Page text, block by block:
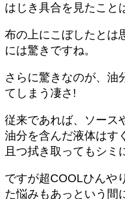
はじき具合を見たこと
布の上にこぼしたとは
には驚きですね。
さらに驚きなのが、 油
てしまう 凄さ!
従来であれば、ソース
油分を含んだ液体はす
且つ拭き取ってもシミ
ですが超COOLひんや
た悩みもあっという間